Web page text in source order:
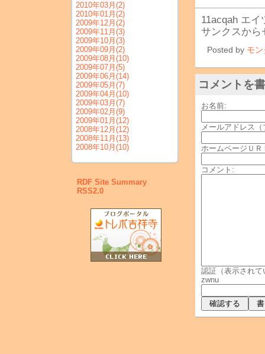
2010年03月 (2)
2010年01月 (2)
2009年12月 (2)
2009年11月 (3)
2009年10月 (3)
2009年09月 (2)
2009年08月 (10)
2009年07月 (5)
2009年06月 (14)
2009年05月 (7)
2009年04月 (10)
2009年03月 (7)
2009年02月 (9)
2009年01月 (12)
2008年12月 (12)
2008年11月 (13)
2008年10月 (10)
RDF Site Summary
RSS2.0
11acqah エ
サンクスから
Posted by モ
コメントを
お名前:
メールアドレス
ホームページＵＲ
コメント:
認証（表示され
zwnu